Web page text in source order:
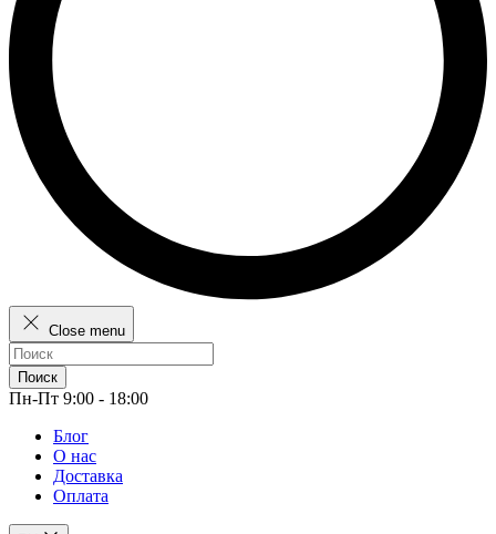
Close menu
Поиск
Пн-Пт 9:00 - 18:00
Блог
О нас
Доставка
Оплата